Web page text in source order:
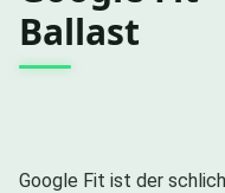
Ballast
Google Fit ist der